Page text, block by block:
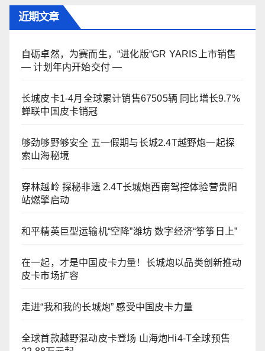
近期文章
自砺卓然，为赛而生，“进化版“GR YARIS上市销售
— 计划年内开始交付 —
长城皮卡1-4月全球累计销售67505辆 同比增长9.7%
蝉联中国皮卡销冠
够劲够野够安全 五一假期与长城2.4T越野炮一起探
索山海秘境
穿林越岭 探秘非遗 2.4T长城炮西南驾控体验营贵阳
站燃擎启动
和平精英巨型运输机“空降”潍坊 数字经济“筝筝日上”
在一起，才是中国皮卡力量！长城炮以品类创新推动
皮卡市场扩容
走进“我和我的长城炮” 感受中国皮卡力量
全球首款越野混动皮卡登场 山海炮Hi4-T全球预售